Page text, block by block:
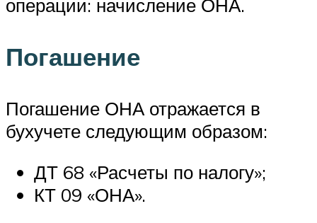
операции: начисление ОНА.
Погашение
Погашение ОНА отражается в
бухучете следующим образом:
ДТ 68 «Расчеты по налогу»;
КТ 09 «ОНА».